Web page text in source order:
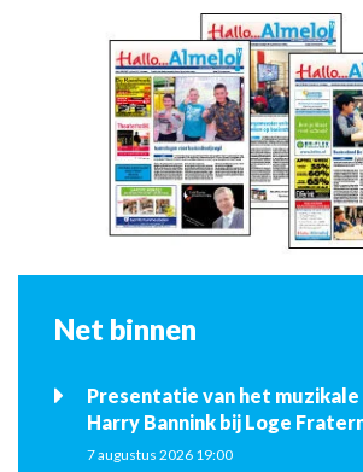
Net binnen
Presentatie van het
Harry Bannink bij Loge
7 augustus 2026 19:00